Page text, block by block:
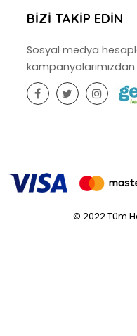
BIZI TAKIP EDIN
Sosyal medya
© 2022 Tüm